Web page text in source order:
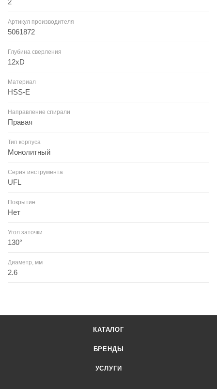
2
Артикул производителя
5061872
Глубина сверления
12xD
Материал
HSS-E
Направление спирали
Правая
Тип корпуса
Монолитный
Серия инструмента
UFL
Покрытие
Нет
Угол заточки
130°
Диаметр, мм
2.6
КАТАЛОГ
БРЕНДЫ
УСЛУГИ